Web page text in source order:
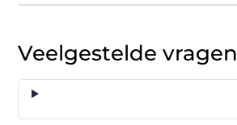
Veelgestelde vragen